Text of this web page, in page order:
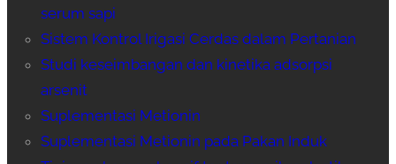
serum sapi
Sistem Kontrol Irigasi Cerdas dalam Pertanian
Studi keseimbangan dan kinetika adsorpsi
arsenit
Suplementasi Metionin
Suplementasi Metionin pada Pakan Induk